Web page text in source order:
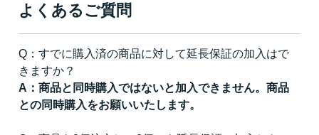
よくあるご質問
Q：すでに購入済の商品に対して延長保証の加入はで
きますか？
A：商品と同時購入ではないと加入できません。商品
との同時購入をお願いいたします。